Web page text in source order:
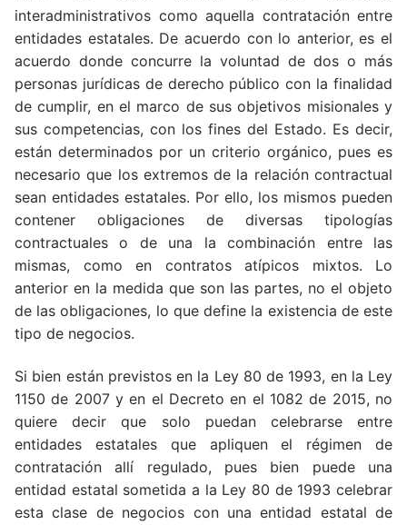
interadministrativos como aquella contratación entre
entidades estatales. De acuerdo con lo anterior, es el
acuerdo donde concurre la voluntad de dos o más
personas jurídicas de derecho público con la finalidad
de cumplir, en el marco de sus objetivos misionales y
sus competencias, con los fines del Estado. Es decir,
están determinados por un criterio orgánico, pues es
necesario que los extremos de la relación contractual
sean entidades estatales. Por ello, los mismos pueden
contener obligaciones de diversas tipologías
contractuales o de una la combinación entre las
mismas, como en contratos atípicos mixtos. Lo
anterior en la medida que son las partes, no el objeto
de las obligaciones, lo que define la existencia de este
tipo de negocios.
Si bien están previstos en la Ley 80 de 1993, en la Ley
1150 de 2007 y en el Decreto en el 1082 de 2015, no
quiere decir que solo puedan celebrarse entre
entidades estatales que apliquen el régimen de
contratación allí regulado, pues bien puede una
entidad estatal sometida a la Ley 80 de 1993 celebrar
esta clase de negocios con una entidad estatal de